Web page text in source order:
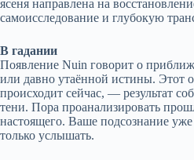
ясеня направлена на
самоисследование и глубокую
В гадании
Появление Nuin говорит о
или давно утаённой истины. Этот
происходит сейчас, — результат
тени. Пора проанализировать
настоящего. Ваше подсознание
только услышать.